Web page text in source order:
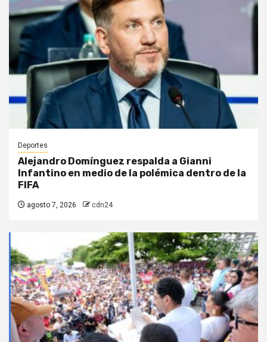
Deportes
Alejandro Domínguez respalda a Gianni
Infantino en medio de la polémica dentro de la
FIFA
agosto 7, 2026 cdn24